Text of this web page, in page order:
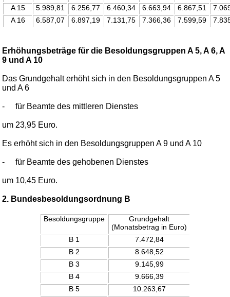
A 15
5.989,81 6.256,77 6.460,34 6.663,94 6.867,51
A 16
6.587,07 6.897,19 7.131,75 7.366,36 7.599,59
Erhöhungsbeträge für die Besoldungsgruppen A 5, A 6, A
9 und A 10
Das Grundgehalt erhöht sich in den Besoldungsgruppen A 5
und A 6
- für Beamte des mittleren Dienstes
um 23,95 Euro.
Es erhöht sich in den Besoldungsgruppen A 9 und A 10
- für Beamte des gehobenen Dienstes
um 10,45 Euro.
2. Bundesbesoldungsordnung B
Besoldungsgruppe
Grundgehalt
(Monatsbetrag in Euro)
B 1
7.472,84
B 2
8.648,52
B 3
9.145,99
B 4
9.666,39
B 5
10.263,67